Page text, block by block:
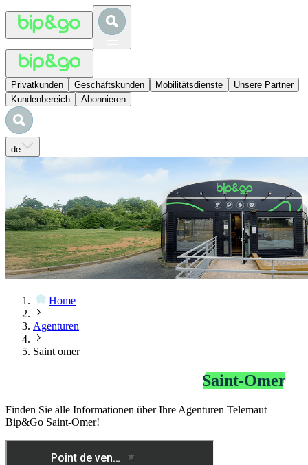
Privatkunden Geschäftskunden Mobilitätsdienste
Unsere Partner
Kundenbereich
Abonnieren
de
Home
Agenturen
Saint omer
Saint-Omer
Finden Sie alle Informationen über Ihre Agenturen Telemaut
Bip&Go Saint-Omer!